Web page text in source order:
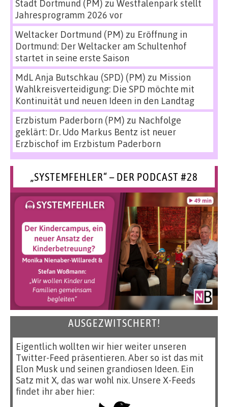
Stadt Dortmund (PM) zu Westfalenpark stellt
Jahresprogramm 2026 vor
Weltacker Dortmund (PM) zu Eröffnung in
Dortmund: Der Weltacker am Schultenhof
startet in seine erste Saison
MdL Anja Butschkau (SPD) (PM) zu Mission
Wahlkreisverteidigung: Die SPD möchte mit
Kontinuität und neuen Ideen in den Landtag
Erzbistum Paderborn (PM) zu Nachfolge
geklärt: Dr. Udo Markus Bentz ist neuer
Erzbischof im Erzbistum Paderborn
„SYSTEMFEHLER“ – DER PODCAST #28
AUSGEZWITSCHERT!
Eigentlich wollten wir hier weiter unseren
Twitter-Feed präsentieren. Aber so ist das mit
Elon Musk und seinen grandiosen Ideen. Ein
Satz mit X, das war wohl nix. Unsere X-Feeds
findet ihr aber hier: